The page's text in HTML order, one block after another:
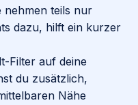
nehmen teils nur
dazu, hilft ein kurzer
Filter auf deine
du zusätzlich,
Nähe